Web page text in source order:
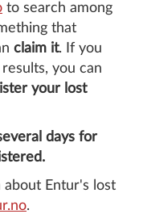
to search among
that
claim it. If you
you can
your lost
days for
Entur's lost
.